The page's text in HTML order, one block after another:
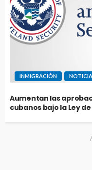
INMIGRACIÓN
Aumentan las
cubanos bajo la Ley